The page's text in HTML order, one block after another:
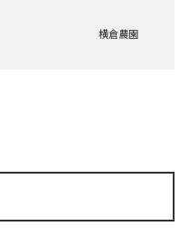
横倉農園